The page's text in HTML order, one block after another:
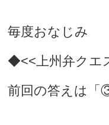
毎度おなじみ
◆<<上州弁クエ
前回の答えは「